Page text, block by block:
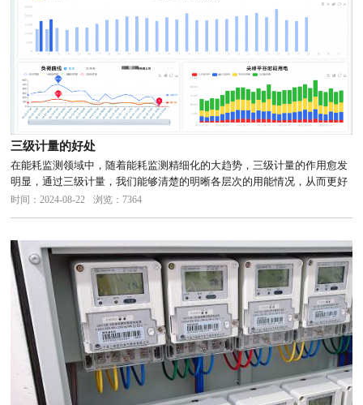
三级计量的好处
在能耗监测领域中，随着能耗监测精细化的大趋势，三级计量的作用愈发
明显，通过三级计量，我们能够清楚的明晰各层次的用能情况，从而更好
的制定相应的用能规划和调整。一、精确监测能源消耗三级计量以班组、
时间：2024-08-22 浏览：7364